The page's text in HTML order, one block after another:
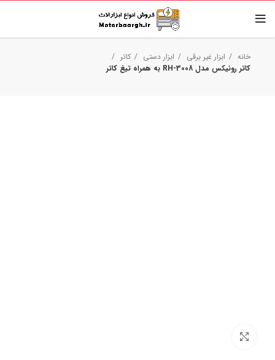
خانه ابزار غیر برقی ابزار دستی
کاتر
کاتر رونیکس مدل RH-3008 به همراه تیغ کاتر